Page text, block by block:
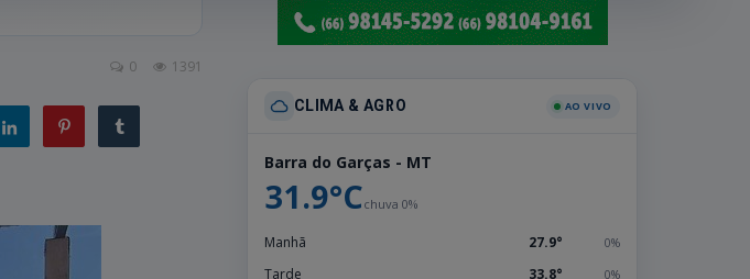
1391
0
CLIMA & AGRO AO VIVO
Barra do Garças - MT
31.9°Cchuva 0%
Manhã 27.9° 0%
Tarde 33.8° 0%